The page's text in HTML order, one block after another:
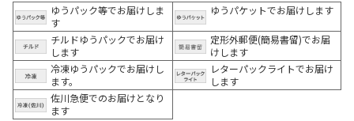
ゆうパック等でお届けしま
す
ゆうパケットでお届けします
チルドゆうパックでお届け
します
定形外郵便(簡易書留)でお届
けします
冷凍ゆうパックでお届けし
ます。
レターパックライトでお届け
します
佐川急便でのお届けとなり
ます